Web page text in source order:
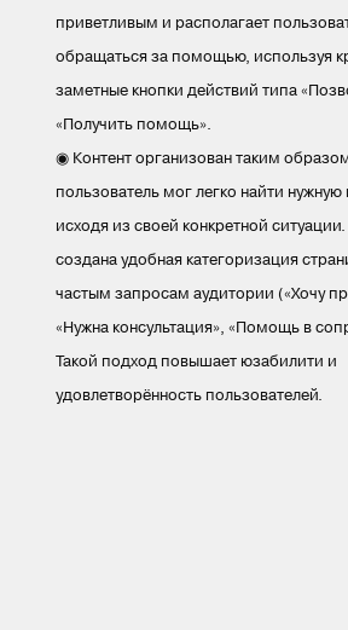
приветливым и располагает
обращаться за помощью, используя
заметные кнопки действий типа
«Получить помощь».
◉ Контент организован таким
пользователь мог легко найти
исходя из своей конкретной
создана удобная категоризация
частым запросам аудитории («Хочу
«Нужна консультация», «Помощь в
Такой подход повышает юзабилити и
удовлетворённость пользователей.